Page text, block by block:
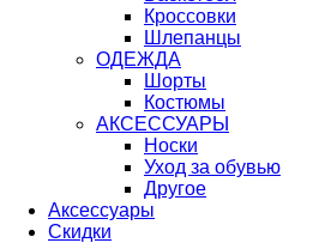
Кроссовки
Шлепанцы
ОДЕЖДА
Шорты
Костюмы
АКСЕССУАРЫ
Носки
Уход за обувью
Другое
Аксессуары
Скидки